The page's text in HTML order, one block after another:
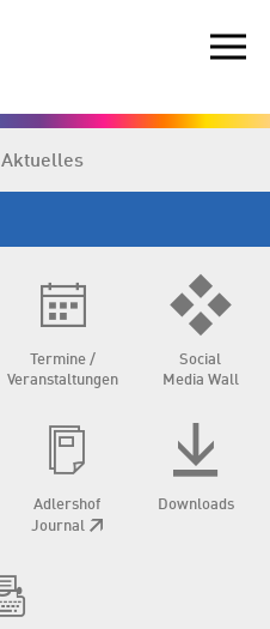
Aktuelles
Termine /
Veranstaltungen
Social
Media Wall
Adlershof
Journal
Downloads